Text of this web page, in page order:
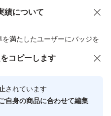
績について
満たしたユーザーにバッジを
心・安全なユーザーです
商品への質問
コピーします
されています
自身の商品に合わせて編集
メ